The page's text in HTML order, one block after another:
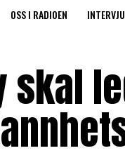
OSS I RADIOEN INTERVJU
skal